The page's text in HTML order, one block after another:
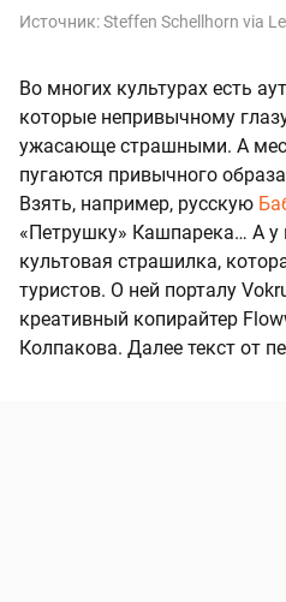
Источник:Steffen Schellhorn via
Во многих культурах есть
которые непривычному
ужасающе страшными. А
пугаются привычного
Взять, например, русскую
«Петрушку» Кашпарека… А у
культовая страшилка,
туристов. О ней порталу
креативный копирайтер
Колпакова. Далее текст от